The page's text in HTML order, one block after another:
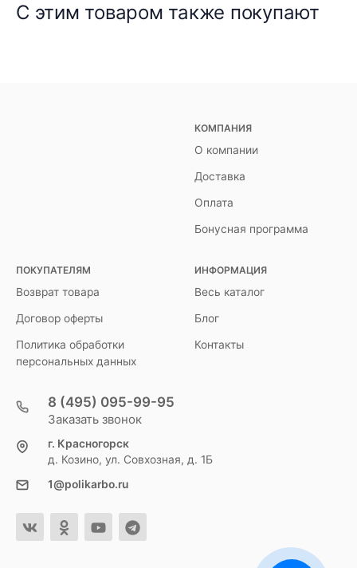
С этим товаром также покупают
КОМПАНИЯ
О компании
Доставка
Оплата
Бонусная программа
ПОКУПАТЕЛЯМ
Возврат товара
Договор оферты
Политика обработки
персональных данных
ИНФОРМАЦИЯ
Весь каталог
Блог
Контакты
8 (495) 095-99-95
Заказать звонок
г. Красногорск
д. Козино, ул. Совхозная, д. 1Б
1@polikarbo.ru